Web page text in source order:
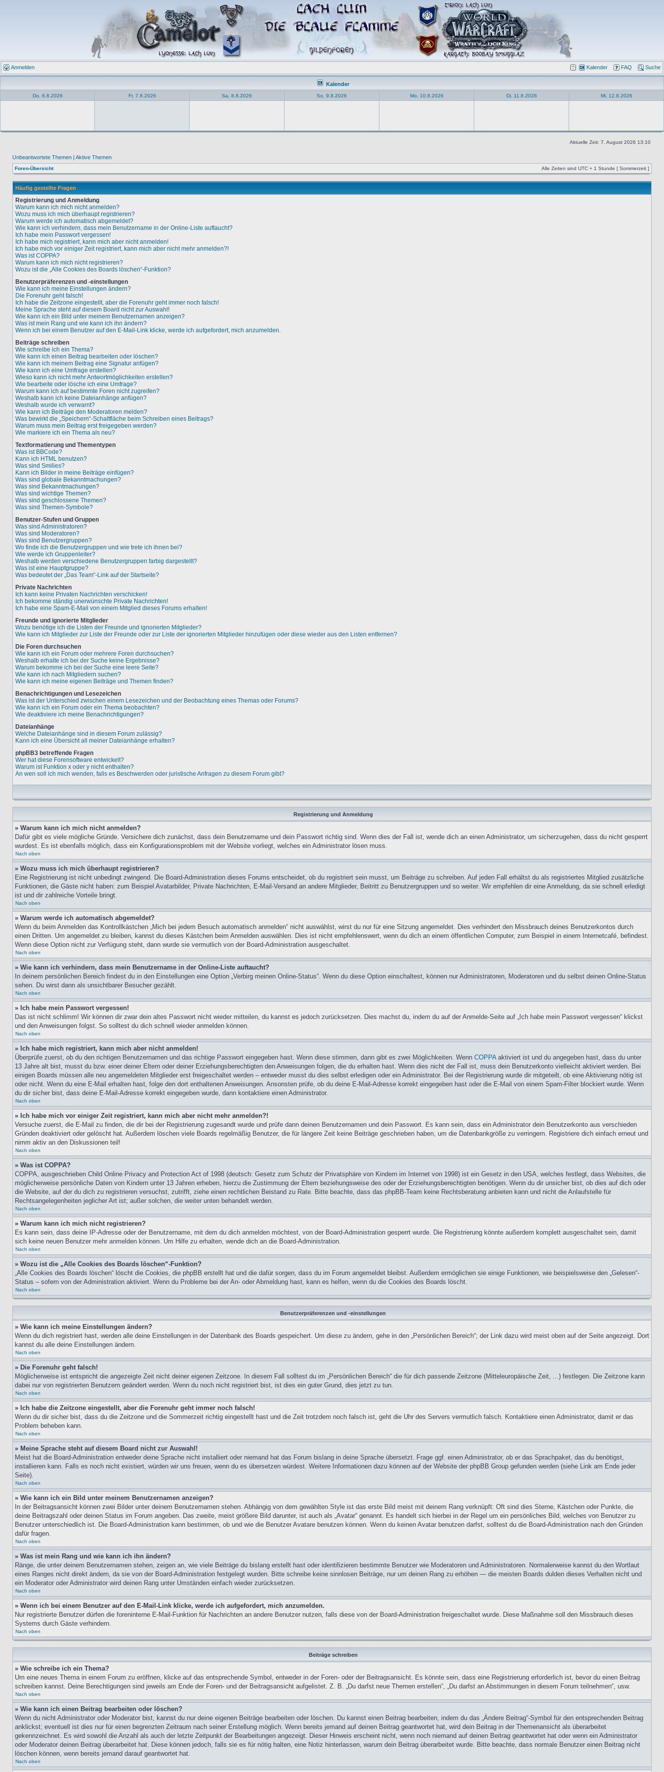
Anmelden Kalender FAQ Suche
Kalender
Do, 6.8.2026 Fr, 7.8.2026 Sa, 8.8.2026 So, 9.8.2026 Mo, 10.8.2026 Di, 11.8.2026 Mi, 12.8.2026
Aktuelle Zeit: 7. August 2026 13:10
Unbeantwortete Themen | Aktive Themen
Foren-Übersicht Alle Zeiten sind UTC + 1 Stunde [ Sommerzeit ]
Häufig gestellte Fragen
Registrierung und Anmeldung
Warum kann ich mich nicht anmelden?
Wozu muss ich mich überhaupt registrieren?
Warum werde ich automatisch abgemeldet?
Wie kann ich verhindern, dass mein Benutzername in der Online-Liste auftaucht?
Ich habe mein Passwort vergessen!
Ich habe mich registriert, kann mich aber nicht anmelden!
Ich habe mich vor einiger Zeit registriert, kann mich aber nicht mehr anmelden?!
Was ist COPPA?
Warum kann ich mich nicht registrieren?
Wozu ist die „Alle Cookies des Boards löschen“-Funktion?
Benutzerpräferenzen und -einstellungen
Wie kann ich meine Einstellungen ändern?
Die Forenuhr geht falsch!
Ich habe die Zeitzone eingestellt, aber die Forenuhr geht immer noch falsch!
Meine Sprache steht auf diesem Board nicht zur Auswahl!
Wie kann ich ein Bild unter meinem Benutzernamen anzeigen?
Was ist mein Rang und wie kann ich ihn ändern?
Wenn ich bei einem Benutzer auf den E-Mail-Link klicke, werde ich aufgefordert, mich anzumelden.
Beiträge schreiben
Wie schreibe ich ein Thema?
Wie kann ich einen Beitrag bearbeiten oder löschen?
Wie kann ich meinem Beitrag eine Signatur anfügen?
Wie kann ich eine Umfrage erstellen?
Wieso kann ich nicht mehr Antwortmöglichkeiten erstellen?
Wie bearbeite oder lösche ich eine Umfrage?
Warum kann ich auf bestimmte Foren nicht zugreifen?
Weshalb kann ich keine Dateianhänge anfügen?
Weshalb wurde ich verwarnt?
Wie kann ich Beiträge den Moderatoren melden?
Was bewirkt die „Speichern“-Schaltfläche beim Schreiben eines Beitrags?
Warum muss mein Beitrag erst freigegeben werden?
Wie markiere ich ein Thema als neu?
Textformatierung und Thementypen
Was ist BBCode?
Kann ich HTML benutzen?
Was sind Smilies?
Kann ich Bilder in meine Beiträge einfügen?
Was sind globale Bekanntmachungen?
Was sind Bekanntmachungen?
Was sind wichtige Themen?
Was sind geschlossene Themen?
Was sind Themen-Symbole?
Benutzer-Stufen und Gruppen
Was sind Administratoren?
Was sind Moderatoren?
Was sind Benutzergruppen?
Wo finde ich die Benutzergruppen und wie trete ich ihnen bei?
Wie werde ich Gruppenleiter?
Weshalb werden verschiedene Benutzergruppen farbig dargestellt?
Was ist eine Hauptgruppe?
Was bedeutet der „Das Team“-Link auf der Startseite?
Private Nachrichten
Ich kann keine Privaten Nachrichten verschicken!
Ich bekomme ständig unerwünschte Private Nachrichten!
Ich habe eine Spam-E-Mail von einem Mitglied dieses Forums erhalten!
Freunde und ignorierte Mitglieder
Wozu benötige ich die Listen der Freunde und ignorierten Mitglieder?
Wie kann ich Mitglieder zur Liste der Freunde oder zur Liste der ignorierten Mitglieder hinzufügen oder diese wieder aus den Listen entfernen?
Die Foren durchsuchen
Wie kann ich ein Forum oder mehrere Foren durchsuchen?
Weshalb erhalte ich bei der Suche keine Ergebnisse?
Warum bekomme ich bei der Suche eine leere Seite?
Wie kann ich nach Mitgliedern suchen?
Wie kann ich meine eigenen Beiträge und Themen finden?
Benachrichtigungen und Lesezeichen
Was ist der Unterschied zwischen einem Lesezeichen und der Beobachtung eines Themas oder Forums?
Wie kann ich ein Forum oder ein Thema beobachten?
Wie deaktiviere ich meine Benachrichtigungen?
Dateianhänge
Welche Dateianhänge sind in diesem Forum zulässig?
Kann ich eine Übersicht all meiner Dateianhänge erhalten?
phpBB3 betreffende Fragen
Wer hat diese Forensoftware entwickelt?
Warum ist Funktion x oder y nicht enthalten?
An wen soll ich mich wenden, falls es Beschwerden oder juristische Anfragen zu diesem Forum gibt?
Registrierung und Anmeldung
» Warum kann ich mich nicht anmelden?
Dafür gibt es viele mögliche Gründe. Versichere dich zunächst, dass dein Benutzername und dein Passwort richtig sind. Wenn dies der Fall ist, wende dich an einen Administrator, um sicherzugehen, dass du nicht gesperrt
wurdest. Es ist ebenfalls möglich, dass ein Konfigurationsproblem mit der Website vorliegt, welches ein Administrator lösen muss.
Nach oben
» Wozu muss ich mich überhaupt registrieren?
Eine Registrierung ist nicht unbedingt zwingend. Die Board-Administration dieses Forums entscheidet, ob du registriert sein musst, um Beiträge zu schreiben. Auf jeden Fall erhältst du als registriertes Mitglied zusätzliche
Funktionen, die Gäste nicht haben: zum Beispiel Avatarbilder, Private Nachrichten, E-Mail-Versand an andere Mitglieder, Beitritt zu Benutzergruppen und so weiter. Wir empfehlen dir eine Anmeldung, da sie schnell erledigt
ist und dir zahlreiche Vorteile bringt.
Nach oben
» Warum werde ich automatisch abgemeldet?
Wenn du beim Anmelden das Kontrollkästchen „Mich bei jedem Besuch automatisch anmelden“ nicht auswählst, wirst du nur für eine Sitzung angemeldet. Dies verhindert den Missbrauch deines Benutzerkontos durch
einen Dritten. Um angemeldet zu bleiben, kannst du dieses Kästchen beim Anmelden auswählen. Dies ist nicht empfehlenswert, wenn du dich an einem öffentlichen Computer, zum Beispiel in einem Internetcafé, befindest.
Wenn diese Option nicht zur Verfügung steht, dann wurde sie vermutlich von der Board-Administration ausgeschaltet.
Nach oben
» Wie kann ich verhindern, dass mein Benutzername in der Online-Liste auftaucht?
In deinem persönlichen Bereich findest du in den Einstellungen eine Option „Verbirg meinen Online-Status“. Wenn du diese Option einschaltest, können nur Administratoren, Moderatoren und du selbst deinen Online-Status
sehen. Du wirst dann als unsichtbarer Besucher gezählt.
Nach oben
» Ich habe mein Passwort vergessen!
Das ist nicht schlimm! Wir können dir zwar dein altes Passwort nicht wieder mitteilen, du kannst es jedoch zurücksetzen. Dies machst du, indem du auf der Anmelde-Seite auf „Ich habe mein Passwort vergessen“ klickst
und den Anweisungen folgst. So solltest du dich schnell wieder anmelden können.
Nach oben
» Ich habe mich registriert, kann mich aber nicht anmelden!
Überprüfe zuerst, ob du den richtigen Benutzernamen und das richtige Passwort eingegeben hast. Wenn diese stimmen, dann gibt es zwei Möglichkeiten. Wenn COPPAaktiviert ist und du angegeben hast, dass du unter
13 Jahre alt bist, musst du bzw. einer deiner Eltern oder deiner Erziehungsberechtigten den Anweisungen folgen, die du erhalten hast. Wenn dies nicht der Fall ist, muss dein Benutzerkonto vielleicht aktiviert werden. Bei
einigen Boards müssen alle neu angemeldeten Mitglieder erst freigeschaltet werden – entweder musst du dies selbst erledigen oder ein Administrator. Bei der Registrierung wurde dir mitgeteilt, ob eine Aktivierung nötig ist
oder nicht. Wenn du eine E-Mail erhalten hast, folge den dort enthaltenen Anweisungen. Ansonsten prüfe, ob du deine E-Mail-Adresse korrekt eingegeben hast oder die E-Mail von einem Spam-Filter blockiert wurde. Wenn
du dir sicher bist, dass deine E-Mail-Adresse korrekt eingegeben wurde, dann kontaktiere einen Administrator.
Nach oben
» Ich habe mich vor einiger Zeit registriert, kann mich aber nicht mehr anmelden?!
Versuche zuerst, die E-Mail zu finden, die dir bei der Registrierung zugesandt wurde und prüfe dann deinen Benutzernamen und dein Passwort. Es kann sein, dass ein Administrator dein Benutzerkonto aus verschieden
Gründen deaktiviert oder gelöscht hat. Außerdem löschen viele Boards regelmäßig Benutzer, die für längere Zeit keine Beiträge geschrieben haben, um die Datenbankgröße zu verringern. Registriere dich einfach erneut und
nimm aktiv an den Diskussionen teil!
Nach oben
» Was ist COPPA?
COPPA, ausgeschrieben Child Online Privacy and Protection Act of 1998 (deutsch: Gesetz zum Schutz der Privatsphäre von Kindern im Internet von 1998) ist ein Gesetz in den USA, welches festlegt, dass Websites, die
möglicherweise persönliche Daten von Kindern unter 13 Jahren erheben, hierzu die Zustimmung der Eltern beziehungsweise des oder der Erziehungsberechtigten benötigen. Wenn du dir unsicher bist, ob dies auf dich oder
die Website, auf der du dich zu registrieren versuchst, zutrifft, ziehe einen rechtlichen Beistand zu Rate. Bitte beachte, dass das phpBB-Team keine Rechtsberatung anbieten kann und nicht die Anlaufstelle für
Rechtsangelegenheiten jeglicher Art ist; außer solchen, die weiter unten behandelt werden.
Nach oben
» Warum kann ich mich nicht registrieren?
Es kann sein, dass deine IP-Adresse oder der Benutzername, mit dem du dich anmelden möchtest, von der Board-Administration gesperrt wurde. Die Registrierung könnte außerdem komplett ausgeschaltet sein, damit
sich keine neuen Benutzer mehr anmelden können. Um Hilfe zu erhalten, wende dich an die Board-Administration.
Nach oben
» Wozu ist die „Alle Cookies des Boards löschen“-Funktion?
„Alle Cookies des Boards löschen“ löscht die Cookies, die phpBB erstellt hat und die dafür sorgen, dass du im Forum angemeldet bleibst. Außerdem ermöglichen sie einige Funktionen, wie beispielsweise den „Gelesen“-
Status – sofern von der Administration aktiviert. Wenn du Probleme bei der An- oder Abmeldung hast, kann es helfen, wenn du die Cookies des Boards löscht.
Nach oben
Benutzerpräferenzen und -einstellungen
» Wie kann ich meine Einstellungen ändern?
Wenn du dich registriert hast, werden alle deine Einstellungen in der Datenbank des Boards gespeichert. Um diese zu ändern, gehe in den „Persönlichen Bereich“; der Link dazu wird meist oben auf der Seite angezeigt. Dort
kannst du alle deine Einstellungen ändern.
Nach oben
» Die Forenuhr geht falsch!
Möglicherweise ist entspricht die angezeigte Zeit nicht deiner eigenen Zeitzone. In diesem Fall solltest du im „Persönlichen Bereich“ die für dich passende Zeitzone (Mitteleuropäische Zeit, ...) festlegen. Die Zeitzone kann
dabei nur von registrierten Benutzern geändert werden. Wenn du noch nicht registriert bist, ist dies ein guter Grund, dies jetzt zu tun.
Nach oben
» Ich habe die Zeitzone eingestellt, aber die Forenuhr geht immer noch falsch!
Wenn du dir sicher bist, dass du die Zeitzone und die Sommerzeit richtig eingestellt hast und die Zeit trotzdem noch falsch ist, geht die Uhr des Servers vermutlich falsch. Kontaktiere einen Administrator, damit er das
Problem beheben kann.
Nach oben
» Meine Sprache steht auf diesem Board nicht zur Auswahl!
Meist hat die Board-Administration entweder deine Sprache nicht installiert oder niemand hat das Forum bislang in deine Sprache übersetzt. Frage ggf. einen Administrator, ob er das Sprachpaket, das du benötigst,
installieren kann. Falls es noch nicht existiert, würden wir uns freuen, wenn du es übersetzen würdest. Weitere Informationen dazu können auf der Website der phpBB Group gefunden werden (siehe Link am Ende jeder
Seite).
Nach oben
» Wie kann ich ein Bild unter meinem Benutzernamen anzeigen?
In der Beitragsansicht können zwei Bilder unter deinem Benutzernamen stehen. Abhängig von dem gewählten Style ist das erste Bild meist mit deinem Rang verknüpft: Oft sind dies Sterne, Kästchen oder Punkte, die
deine Beitragszahl oder deinen Status im Forum angeben. Das zweite, meist größere Bild darunter, ist auch als „Avatar“ genannt. Es handelt sich hierbei in der Regel um ein persönliches Bild, welches von Benutzer zu
Benutzer unterschiedlich ist. Die Board-Administration kann bestimmen, ob und wie die Benutzer Avatare benutzen können. Wenn du keinen Avatar benutzen darfst, solltest du die Board-Administration nach den Gründen
dafür fragen.
Nach oben
» Was ist mein Rang und wie kann ich ihn ändern?
Ränge, die unter deinem Benutzernamen stehen, zeigen an, wie viele Beiträge du bislang erstellt hast oder identifizieren bestimmte Benutzer wie Moderatoren und Administratoren. Normalerweise kannst du den Wortlaut
eines Ranges nicht direkt ändern, da sie von der Board-Administration festgelegt wurden. Bitte schreibe keine sinnlosen Beiträge, nur um deinen Rang zu erhöhen — die meisten Boards dulden dieses Verhalten nicht und
ein Moderator oder Administrator wird deinen Rang unter Umständen einfach wieder zurücksetzen.
Nach oben
» Wenn ich bei einem Benutzer auf den E-Mail-Link klicke, werde ich aufgefordert, mich anzumelden.
Nur registrierte Benutzer dürfen die foreninterne E-Mail-Funktion für Nachrichten an andere Benutzer nutzen, falls diese von der Board-Administration freigeschaltet wurde. Diese Maßnahme soll den Missbrauch dieses
Systems durch Gäste verhindern.
Nach oben
Beiträge schreiben
» Wie schreibe ich ein Thema?
Um eine neues Thema in einem Forum zu eröffnen, klicke auf das entsprechende Symbol, entweder in der Foren- oder der Beitragsansicht. Es könnte sein, dass eine Registrierung erforderlich ist, bevor du einen Beitrag
schreiben kannst. Deine Berechtigungen sind jeweils am Ende der Foren- und der Beitragsansicht aufgelistet. Z. B. „Du darfst neue Themen erstellen“, „Du darfst an Abstimmungen in diesem Forum teilnehmen“, usw.
Nach oben
» Wie kann ich einen Beitrag bearbeiten oder löschen?
Wenn du nicht Administrator oder Moderator bist, kannst du nur deine eigenen Beiträge bearbeiten oder löschen. Du kannst einen Beitrag bearbeiten, indem du das „Ändere Beitrag“-Symbol für den entsprechenden Beitrag
anklickst; eventuell ist dies nur für einen begrenzten Zeitraum nach seiner Erstellung möglich. Wenn bereits jemand auf deinen Beitrag geantwortet hat, wird dein Beitrag in der Themenansicht als überarbeitet
gekennzeichnet. Es wird sowohl die Anzahl als auch der letzte Zeitpunkt der Bearbeitungen angezeigt. Dieser Hinweis erscheint nicht, wenn noch niemand auf deinen Beitrag geantwortet hat oder wenn ein Administrator
oder Moderator deinen Beitrag überarbeitet hat. Diese können jedoch, falls sie es für nötig halten, eine Notiz hinterlassen, warum dein Beitrag überarbeitet wurde. Bitte beachte, dass normale Benutzer einen Beitrag nicht
löschen können, wenn bereits jemand darauf geantwortet hat.
Nach oben